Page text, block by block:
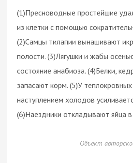
(1)Пресноводные простейшие
из клетки с помощью
(2)Самцы тилапии вынашивают
полости. (3)Лягушки и жабы
состояние анабиоза. (4)Белки,
запасают корм. (5)У
наступлением холодов
(6)Наездники откладывают яйца в
Объект